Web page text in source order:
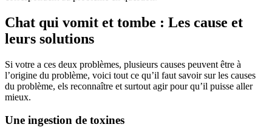
Chat qui vomit et tombe : Les cause et
leurs solutions
Si votre a ces deux problèmes, plusieurs causes peuvent être à
l’origine du problème, voici tout ce qu’il faut savoir sur les causes
du problème, els reconnaître et surtout agir pour qu’il puisse aller
mieux.
Une ingestion de toxines